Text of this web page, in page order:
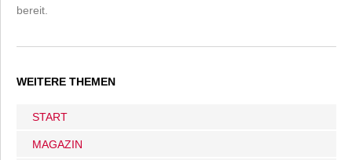
bereit.
WEITERE THEMEN
START
MAGAZIN